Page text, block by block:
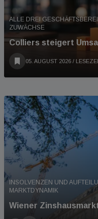
ALLE DREI
ZUWÄCHSE
Colliers steigert
05. AUGUST 2026 /
INSOLVENZEN UND
MARKTDYNAMIK
Wiener